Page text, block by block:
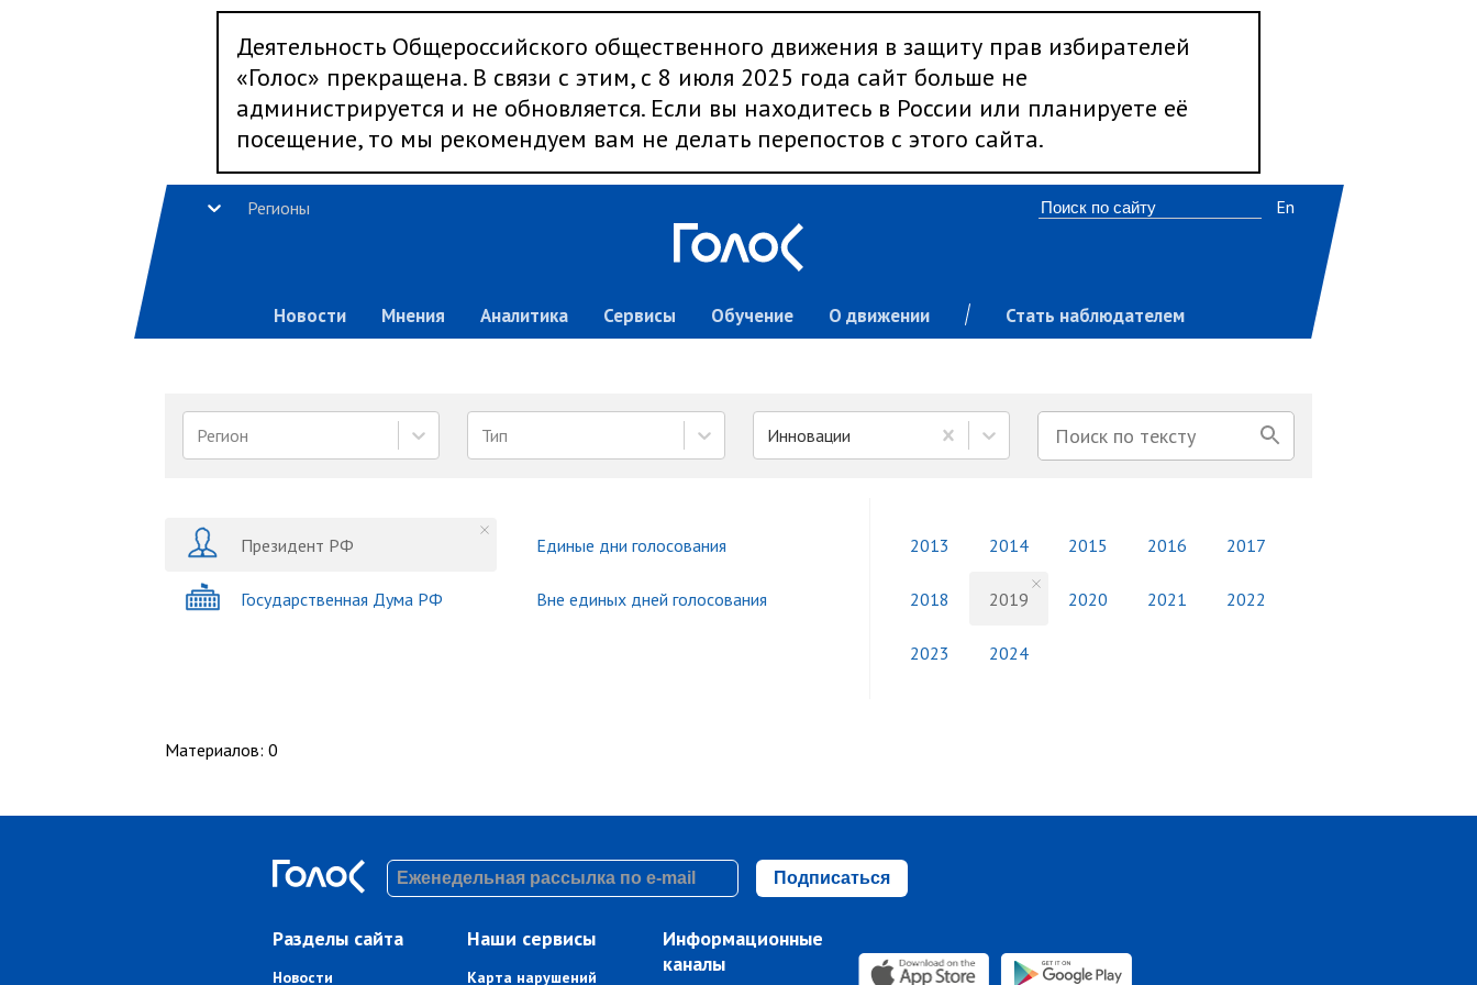
Деятельность Общероссийского общественного движения в защиту прав избирателей
«Голос» прекращена. В связи с этим, с 8 июля 2025 года сайт больше не
администрируется и не обновляется. Если вы находитесь в России или планируете её
посещение, то мы рекомендуем вам не делать перепостов с этого сайта.
Регионы
Новости Мнения Аналитика Сервисы Обучение О движении Стать наблюдателем
En
Регион Тип Инновации
Президент РФ
Государственная Дума РФ
Единые дни голосования
Вне единых дней голосования
2013 2014 2015 2016 2017
2018 2019 2020 2021 2022
2023 2024
Материалов: 0
Подписаться
Разделы сайта
Новости
Наши сервисы
Карта нарушений
Информационные
каналы